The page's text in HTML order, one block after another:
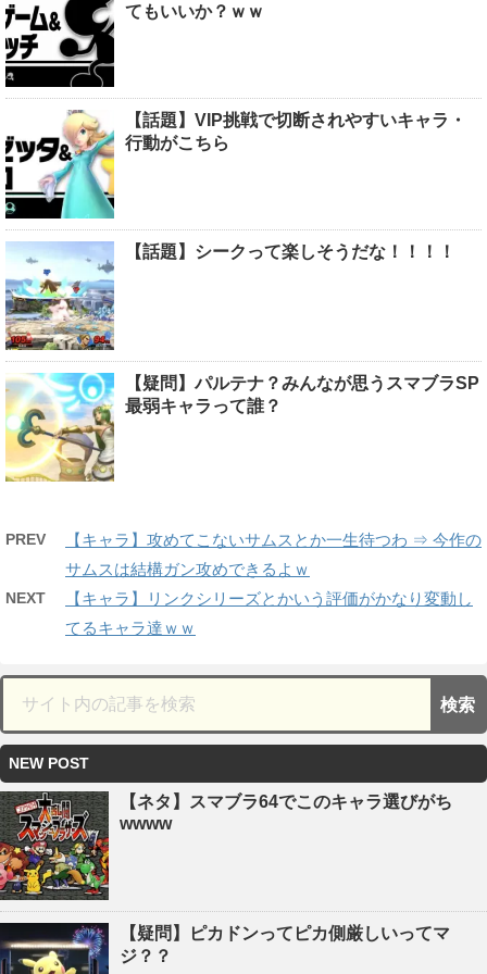
てもいいか？ｗｗ
【話題】VIP挑戦で切断されやすいキャラ・
行動がこちら
【話題】シークって楽しそうだな！！！！
【疑問】パルテナ？みんなが思うスマブラSP
最弱キャラって誰？
PREV
【キャラ】攻めてこないサムスとか一生待つわ ⇒ 今作の
サムスは結構ガン攻めできるよｗ
NEXT
【キャラ】リンクシリーズとかいう評価がかなり変動し
てるキャラ達ｗｗ
NEW POST
【ネタ】スマブラ64でこのキャラ選びがち
wwww
【疑問】ピカドンってピカ側厳しいってマ
ジ？？